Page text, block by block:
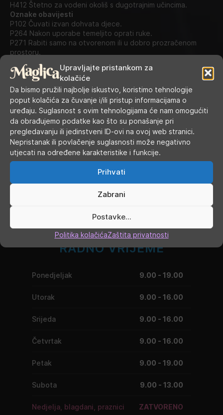
Upravljajte pristankom za
kolačiće
Da bismo pružili najbolje iskustvo, koristimo tehnologije
poput kolačića za čuvanje i/ili pristup informacijama o
uređaju. Suglasnost s ovim tehnologijama će nam omogućiti
da obrađujemo podatke kao što su ponašanje pri
pregledavanju ili jedinstveni ID-ovi na ovoj web stranici.
Nepristanak ili povlačenje suglasnosti može negativno
utjecati na određene karakteristike i funkcije.
Prihvati
Zabrani
Postavke...
Politika kolačićaZaštita privatnosti
H412 Štetno za vodeni okoliš s dugotrajnim učincima.
Oznake obavijesti
P102 Čuvati izvan dohvata djece.
P264 Nakon uporabe temeljito oprati ruke.
P271 Rabiti samo na otvorenom ili u dobro prozračenom
prostoru.
KONTROLU OTROVANJA/liječnika
P405 Skladištiti pod ključem.
P501 Odložiti sadržaj/spremnik u skladu s lokalnim propisima
o odvojenom sakupljanju otpada.
Kategorije:10 ml nic salt e-tekućine,E-tekućine
Oznake:JNR,nic salt
RADNO VRIJEME
Ponedjeljak 9.00 - 19.00
Utorak 9.00 - 16.00
Srijeda 9.00 - 16.00
Četvrtak 9.00 - 16.00
Petak 9.00 - 19.00
Subota 9.00 - 13.00
Nedjelja, blagdani, praznici ZATVORENO